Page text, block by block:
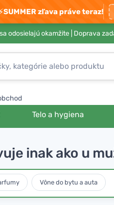
SUMMER zľava práve teraz!
odosielajú okamžite | Doprava
Telo a hygiena
inak ako u
Vône do bytu a auta